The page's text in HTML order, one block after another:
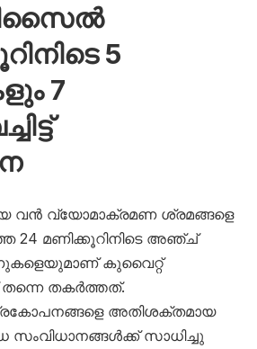
5
7
വൻ വ്യോമാക്രമണ ശ്രമങ്ങളെ
24 മണിക്കൂറിനിടെ അഞ്ച്
കുവൈറ്റ്
തകർത്തത്.
അതിശക്തമായ
സംവിധാനങ്ങൾക്ക് സാധിച്ചു